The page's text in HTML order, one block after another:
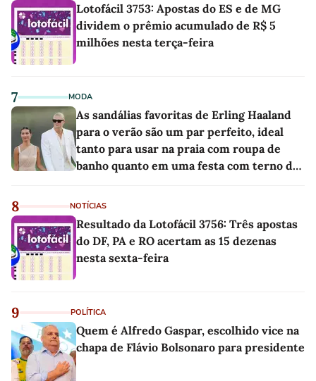
Lotofácil 3753: Apostas do ES e de MG
dividem o prêmio acumulado de R$ 5
milhões nesta terça-feira
7 MODA
As sandálias favoritas de Erling Haaland
para o verão são um par perfeito, ideal
tanto para usar na praia com roupa de
banho quanto em uma festa com terno de
8 NOTÍCIAS
Resultado da Lotofácil 3756: Três apostas
do DF, PA e RO acertam as 15 dezenas
nesta sexta-feira
9 POLÍTICA
Quem é Alfredo Gaspar, escolhido vice na
chapa de Flávio Bolsonaro para presidente